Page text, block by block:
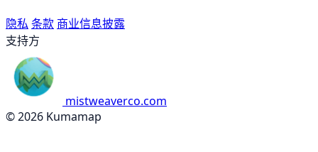
隐私 条款 商业信息披露
支持方
mistweaverco.com
© 2026 Kumamap